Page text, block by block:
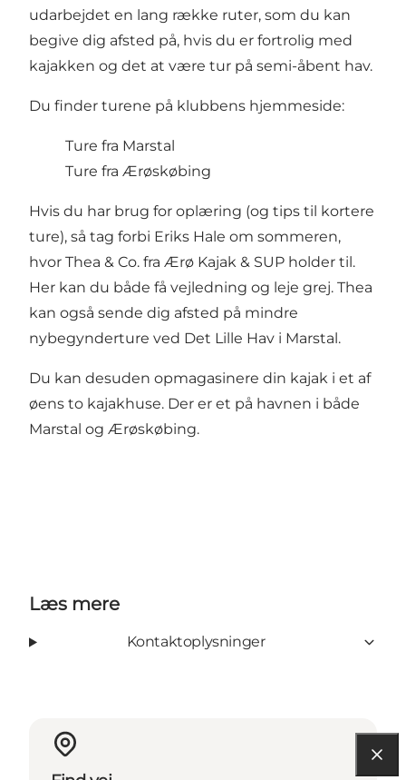
udarbejdet en lang række ruter, som du kan
begive dig afsted på, hvis du er fortrolig med
kajakken og det at være tur på semi-åbent hav.
Du finder turene på klubbens hjemmeside:
Ture fra Marstal
Ture fra Ærøskøbing
Hvis du har brug for oplæring (og tips til kortere
ture), så tag forbi Eriks Hale om sommeren,
hvor Thea & Co. fra Ærø Kajak & SUP holder til.
Her kan du både få vejledning og leje grej. Thea
kan også sende dig afsted på mindre
nybegynderture ved Det Lille Hav i Marstal.
Du kan desuden opmagasinere din kajak i et af
øens to kajakhuse. Der er et på havnen i både
Marstal og Ærøskøbing.
Læs mere
Kontaktoplysninger